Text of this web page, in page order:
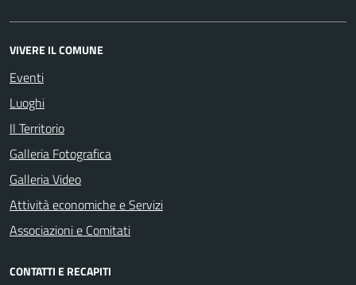
VIVERE IL COMUNE
Eventi
Luoghi
Il Territorio
Galleria Fotografica
Galleria Video
Attività economiche e Servizi
Associazioni e Comitati
CONTATTI E RECAPITI